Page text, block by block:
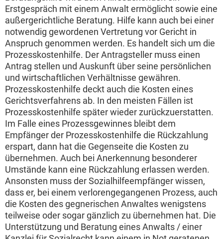
Erstgespräch mit einem Anwalt ermöglicht sowie eine
außergerichtliche Beratung. Hilfe kann auch bei einer
notwendig gewordenen Vertretung vor Gericht in
Anspruch genommen werden. Es handelt sich um die
Prozesskostenhilfe. Der Antragsteller muss einen
Antrag stellen und Auskunft über seine persönlichen
und wirtschaftlichen Verhältnisse gewähren.
Prozesskostenhilfe deckt auch die Kosten eines
Gerichtsverfahrens ab. In den meisten Fällen ist
Prozesskostenhilfe später wieder zurückzuerstatten.
Im Falle eines Prozessgewinnes bleibt dem
Empfänger der Prozesskostenhilfe die Rückzahlung
erspart, dann hat die Gegenseite die Kosten zu
übernehmen. Auch bei Anerkennung besonderer
Umstände kann eine Rückzahlung erlassen werden.
Ansonsten muss der Sozialhilfeempfänger wissen,
dass er, bei einem verlorengegangenen Prozess, auch
die Kosten des gegnerischen Anwaltes wenigstens
teilweise oder sogar gänzlich zu übernehmen hat. Die
Unterstützung und Beratung eines Anwalts / einer